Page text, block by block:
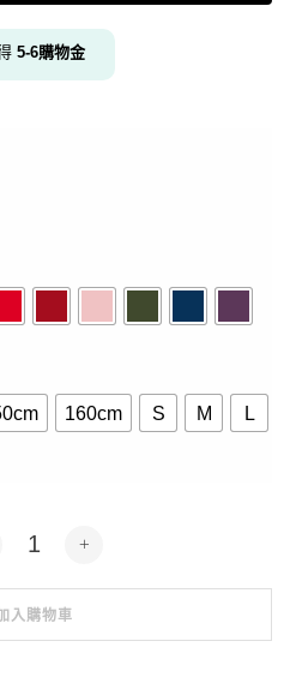
5-6購物金
160cm S M L
Logo-短袖.長袖10色 數量
入購物車